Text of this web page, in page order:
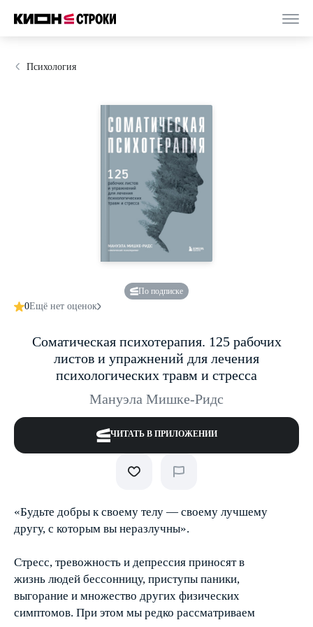
Психология
По подписке
0Ещё нет оценок
Соматическая психотерапия. 125 рабочих
листов и упражнений для лечения
психологических травм и стресса
Мануэла Мишке-Ридс
ЧИТАТЬ В ПРИЛОЖЕНИИ
«Будьте добры к своему телу — своему лучшему
другу, с которым вы неразлучны».
Стресс, тревожность и депрессия приносят в
жизнь людей бессонницу, приступы паники,
выгорание и множество других физических
симптомов. При этом мы редко рассматриваем